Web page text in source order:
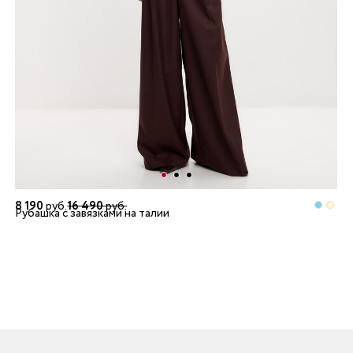
8 190руб.16 490руб.
Рубашка с завязками на талии